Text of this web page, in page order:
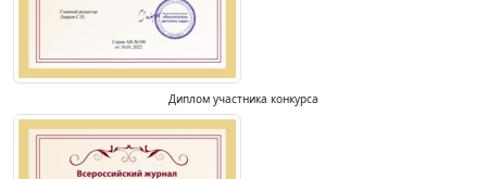
Диплом участника конкурса